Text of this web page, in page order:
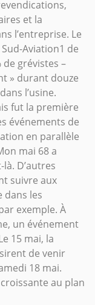
et la
l’entreprise. Le
Aviation1 de
de grévistes –
» durant douze
l’usine.
fut la première
événements de
en parallèle
mai 68 a
D’autres
suivre aux
dans les
exemple. À
un événement
15 mai, la
de venir
18 mai.
au plan